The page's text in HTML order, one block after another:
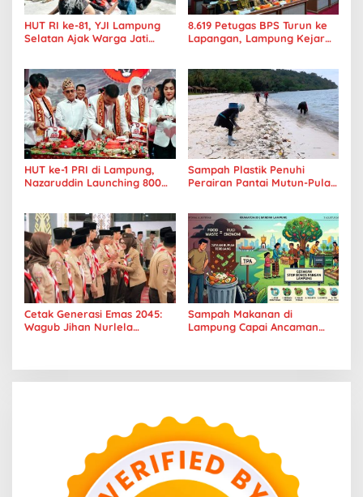
HUT RI ke-81, YJI Lampung
Selatan Ajak Warga Jati
8.619 Petugas BPS Turun ke
Lapangan, Lampung Kejar
HUT ke-1 PRI di Lampung,
Nazaruddin Launching 800
Sampah Plastik Penuhi
Perairan Pantai Mutun-Pulau
Cetak Generasi Emas 2045:
Wagub Jihan Nurlela
Sampah Makanan di
Lampung Capai Ancaman